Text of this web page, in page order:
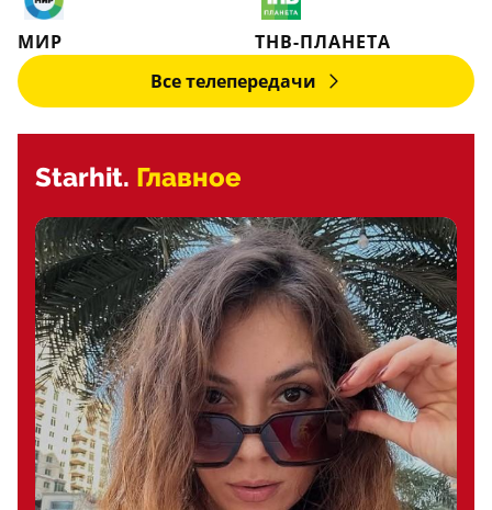
МИР
ТНВ-ПЛАНЕТА
Все телепередачи
Starhit. Главное